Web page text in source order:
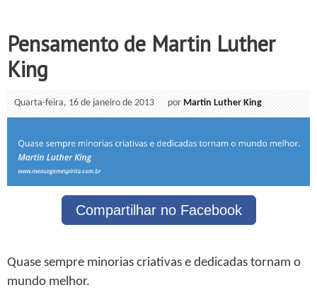
Pensamento de Martin Luther
King
Quarta-feira, 16 de janeiro de 2013 porMartin Luther King
Compartilhar no Facebook
Quase sempre minorias criativas e dedicadas tornam o
mundo melhor.